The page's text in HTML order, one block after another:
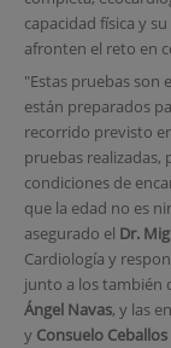
capacidad física y
afronten el reto en
"Estas pruebas son
están preparados
recorrido previsto
pruebas realizadas,
condiciones de
que la edad no es
asegurado el Dr.
Cardiología y
junto a los también
Ángel Navas, y las
y Consuelo Ceballos